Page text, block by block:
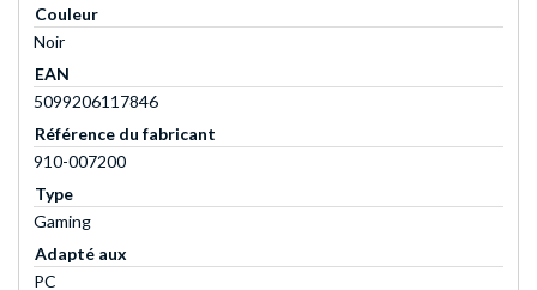
Couleur
Noir
EAN
5099206117846
Référence du fabricant
910-007200
Type
Gaming
Adapté aux
PC